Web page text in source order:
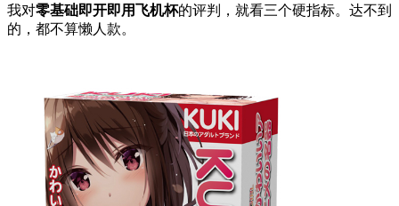
我对零基础即开即用飞机杯的评判，就看三个硬指标。达不到
的，都不算懒人款。